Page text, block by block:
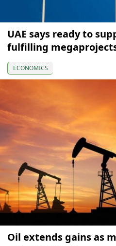
UAE says ready to
fulfilling
ECONOMICS
Oil extends gains as